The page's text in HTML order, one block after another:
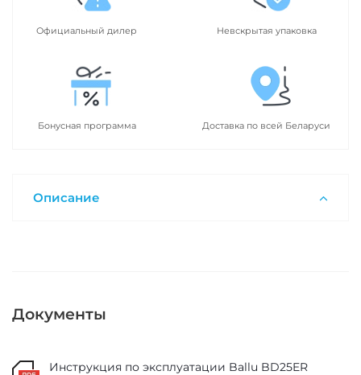
Официальный дилер Невскрытая упаковка
Бонусная программа Доставка по всей Беларуси
Описание
Документы
Инструкция по эксплуатации Ballu BD25ER